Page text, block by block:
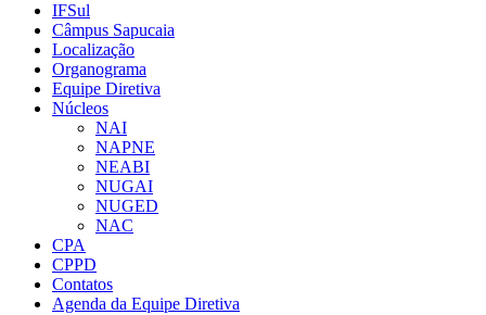
IFSul
Câmpus Sapucaia
Localização
Organograma
Equipe Diretiva
Núcleos
NAI
NAPNE
NEABI
NUGAI
NUGED
NAC
CPA
CPPD
Contatos
Agenda da Equipe Diretiva